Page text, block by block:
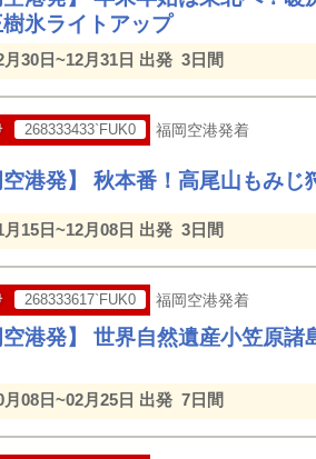
樹氷ライトアップ
月30日~12月31日 出発 3日間
268333433`FUK0 福岡空港発着
空港発】 秋本番！高尾山もみ
月15日~12月08日 出発 3日間
268333617`FUK0 福岡空港発着
空港発】 世界自然遺産小笠原
月08日~02月25日 出発 7日間